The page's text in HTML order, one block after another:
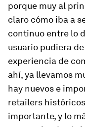
porque muy al
claro cómo iba a
continuo entre lo
usuario pudiera
experiencia de
ahí, ya llevamos
hay nuevos e
retailers
importante, y lo